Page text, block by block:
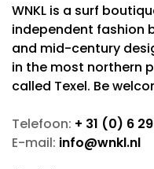
WNKL is a surf
independent fashion
and mid-century
in the most northern
called Texel. Be
Telefoon: + 31 (0) 6
E-mail: info@wnkl.nl